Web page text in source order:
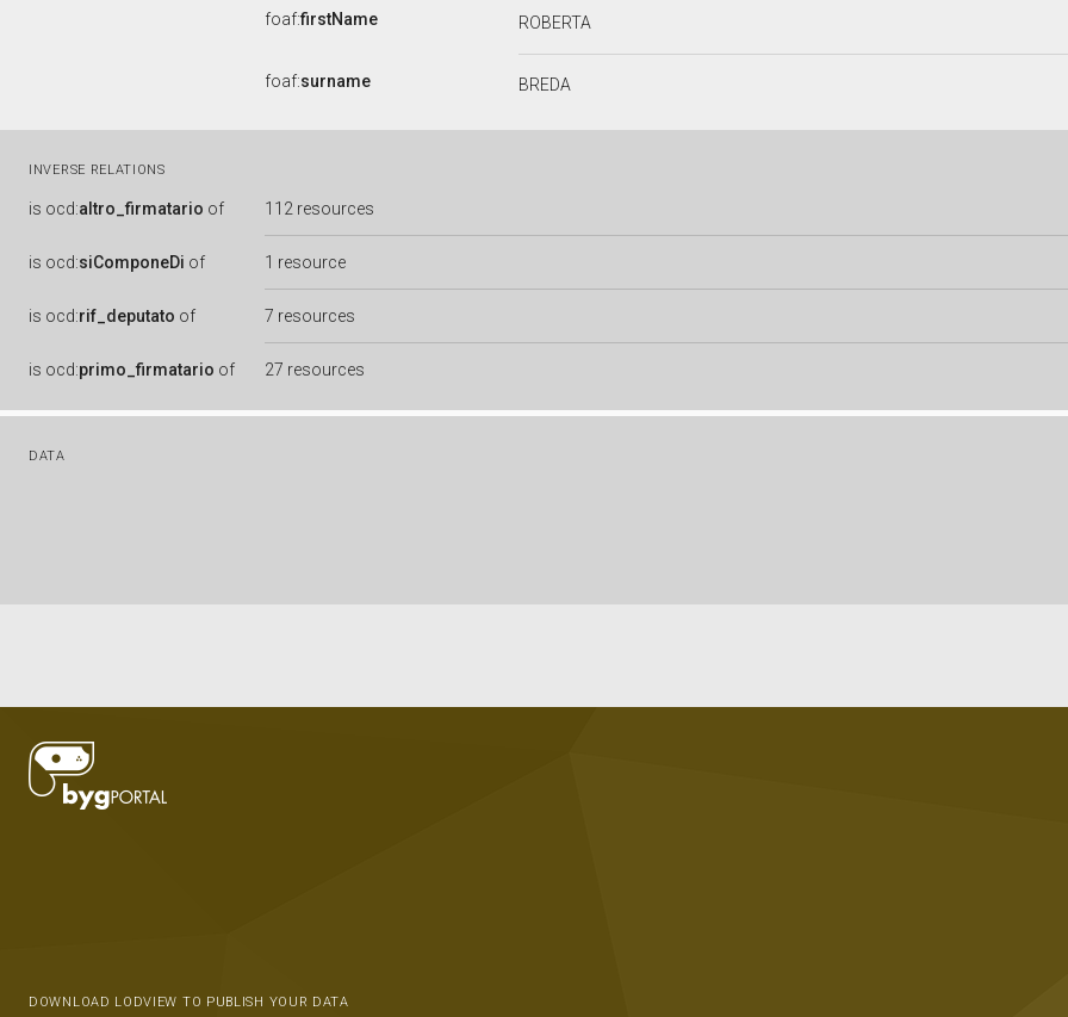
foaf:firstName ROBERTA
foaf:surname BREDA
INVERSE RELATIONS
is ocd:altro_firmatario of 112 resources
is ocd:siComponeDi of 1 resource
is ocd:rif_deputato of 7 resources
is ocd:primo_firmatario of 27 resources
DATA
DOWNLOAD LODVIEW TO PUBLISH YOUR DATA